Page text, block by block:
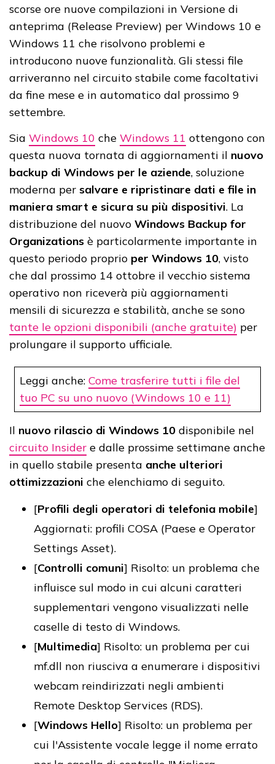
scorse ore nuove compilazioni in Versione di
anteprima (Release Preview) per Windows 10 e
Windows 11 che risolvono problemi e
introducono nuove funzionalità. Gli stessi file
arriveranno nel circuito stabile come facoltativi
da fine mese e in automatico dal prossimo 9
settembre.
Sia Windows 10 che Windows 11 ottengono con
questa nuova tornata di aggiornamenti il nuovo
backup di Windows per le aziende, soluzione
moderna per salvare e ripristinare dati e file in
maniera smart e sicura su più dispositivi. La
distribuzione del nuovo Windows Backup for
Organizations è particolarmente importante in
questo periodo proprio per Windows 10, visto
che dal prossimo 14 ottobre il vecchio sistema
operativo non riceverà più aggiornamenti
mensili di sicurezza e stabilità, anche se sono
tante le opzioni disponibili (anche gratuite) per
prolungare il supporto ufficiale.
Leggi anche: Come trasferire tutti i file del
tuo PC su uno nuovo (Windows 10 e 11)
Il nuovo rilascio di Windows 10 disponibile nel
circuito Insider e dalle prossime settimane anche
in quello stabile presenta anche ulteriori
ottimizzazioni che elenchiamo di seguito.
[Profili degli operatori di telefonia mobile]
Aggiornati: profili COSA (Paese e Operator
Settings Asset).
[Controlli comuni] Risolto: un problema che
influisce sul modo in cui alcuni caratteri
supplementari vengono visualizzati nelle
caselle di testo di Windows.
[Multimedia] Risolto: un problema per cui
mf.dll non riusciva a enumerare i dispositivi
webcam reindirizzati negli ambienti
Remote Desktop Services (RDS).
[Windows Hello] Risolto: un problema per
cui l'Assistente vocale legge il nome errato